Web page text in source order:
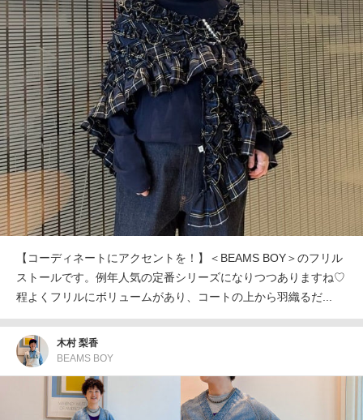
【コーディネートにアクセントを！】＜BEAMS BOY＞のフリル
ストールです。例年人気の定番シリーズになりつつありますね♡
程よくフリルにボリュームがあり、コートの上から羽織るだ...
木村 梨香
BEAMS BOY